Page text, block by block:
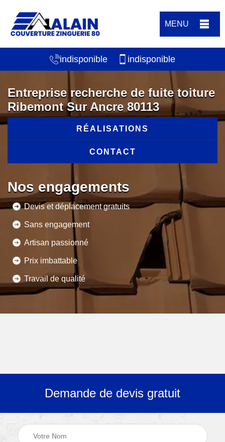
MENU
indisponible indisponible
Entreprise recherche de fuite toiture
Ribemont Sur Ancre 80113
RÉALISATIONS
CONTACT
Nos engagements
Devis et déplacement gratuits
Sans engagement
Artisan passionné
Prix imbattable
Travail de qualité
Demande de devis gratuit